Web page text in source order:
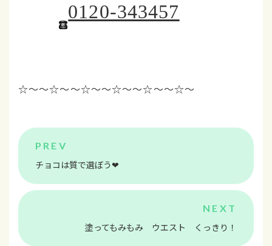
0120-343457
☆～～☆～～☆～～☆～～☆～～☆～
チョコは質で選ぼう❤
塗ってもみもみ ウエスト くっきり！